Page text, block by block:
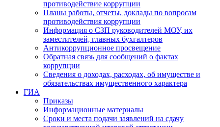
противодействие коррупции
Планы работы, отчеты, доклады по вопросам
противодействия коррупции
Информация о СЗП руководителей МОУ, их
заместителей, главных бухгалтеров
Антикоррупционное просвещение
Обратная связь для сообщений о фактах
коррупции
Сведения о доходах, расходах, об имуществе и
обязательствах имущественного характера
ГИА
Приказы
Информационные материалы
Сроки и места подачи заявлений на сдачу